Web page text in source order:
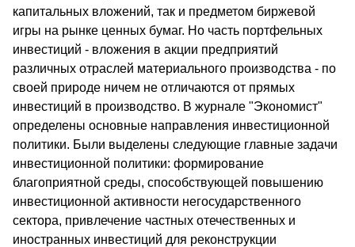
капитальных вложений, так и предметом биржевой
игры на рынке ценных бумаг. Но часть портфельных
инвестиций - вложения в акции предприятий
различных отраслей материального производства - по
своей природе ничем не отличаются от прямых
инвестиций в производство. В журнале "Экономист"
определены основные направления инвестиционной
политики. Были выделены следующие главные задачи
инвестиционной политики: формирование
благоприятной среды, способствующей повышению
инвестиционной активности негосударственного
сектора, привлечение частных отечественных и
иностранных инвестиций для реконструкции